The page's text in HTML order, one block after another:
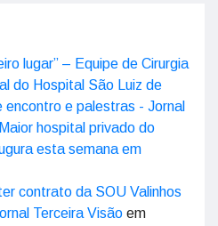
lugar” – Equipe de Cirurgia
do Hospital São Luiz de
encontro e palestras - Jornal
Maior hospital privado do
esta semana em
contrato da SOU Valinhos
Terceira Visão em